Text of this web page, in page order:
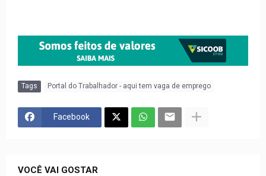
Tags Portal do Trabalhador - aqui tem vaga de emprego
Facebook
VOCÊ VAI GOSTAR